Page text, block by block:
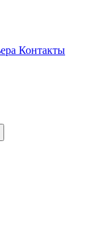
Контакты